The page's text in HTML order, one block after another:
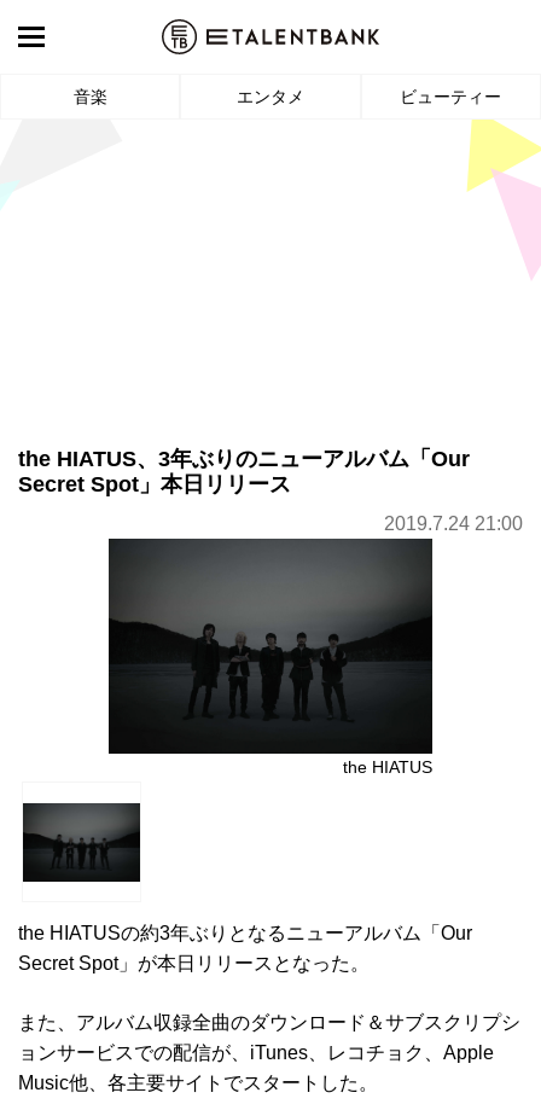
音楽 エンタメ ビューティー
the HIATUS、3年ぶりのニューアルバム「Our
Secret Spot」本日リリース
2019.7.24 21:00
the HIATUS
the HIATUSの約3年ぶりとなるニューアルバム「Our
Secret Spot」が本日リリースとなった。
また、アルバム収録全曲のダウンロード＆サブスクリプシ
ョンサービスでの配信が、iTunes、レコチョク、Apple
Music他、各主要サイトでスタートした。